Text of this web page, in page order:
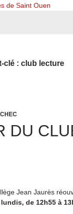
clé : club lecture
DU
Jean Jaurès
de 12h55 à